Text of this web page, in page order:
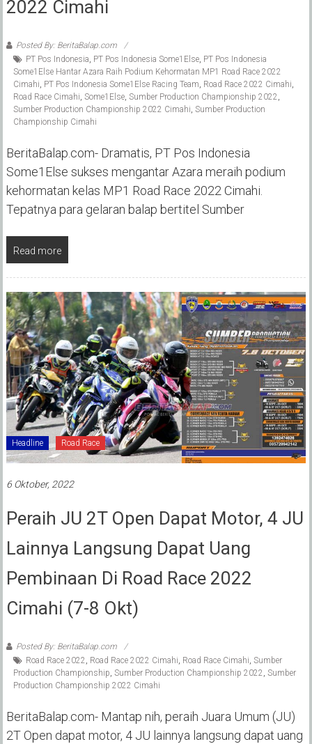
2022 Cimahi
Posted By: BeritaBalap.com
PT Pos Indonesia PT Pos Indonesia Some1Else, PT Pos Indonesia
Some1Else Hantar Azara Raih Podium Kehormatan MP1 Road Race 2022
Cimahi PT Pos Indonesia Some1Else Racing Team Road Race 2022 Cimahi
Road Race Cimahi Some1Else, Sumber Production Championship 2022
Sumber Production Championship 2022 Cimahi Sumber Production
Championship Cimahi
BeritaBalap.com- Dramatis, PT Pos Indonesia
Some1Else sukses mengantar Azara meraih podium
kehormatan kelas MP1 Road Race 2022 Cimahi.
Tepatnya para gelaran balap bertitel Sumber
Read more
Headline Road Race
6 Oktober, 2022
Peraih JU 2T Open Dapat Motor, 4 JU
Lainnya Langsung Dapat Uang
Pembinaan Di Road Race 2022
Cimahi (7-8 Okt)
Posted By: BeritaBalap.com
Road Race 2022
Road Race 2022 Cimahi Road Race Cimahi Sumber
Production Championship Sumber Production Championship 2022 Sumber
Production Championship 2022 Cimahi
BeritaBalap.com- Mantap nih, peraih Juara Umum (JU)
2T Open dapat motor, 4 JU lainnya langsung dapat uang